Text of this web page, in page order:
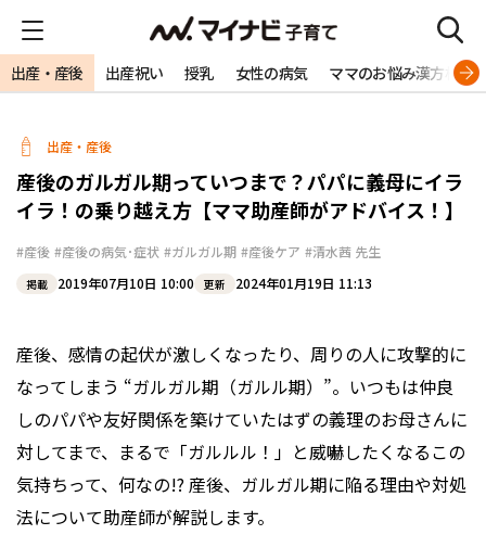
出産・産後 出産祝い 授乳 女性の病気 ママのお悩み漢方相談
出産・産後
産後のガルガル期っていつまで？パパに義母にイラ
イラ！の乗り越え方【ママ助産師がアドバイス！】
#産後 #産後の病気･症状 #ガルガル期 #産後ケア #清水茜 先生
掲載 2019年07月10日 10:00 更新 2024年01月19日 11:13
産後、感情の起伏が激しくなったり、周りの人に攻撃的に
なってしまう “ガルガル期（ガルル期）”。いつもは仲良
しのパパや友好関係を築けていたはずの義理のお母さんに
対してまで、まるで「ガルルル！」と威嚇したくなるこの
気持ちって、何なの!? 産後、ガルガル期に陥る理由や対処
法について助産師が解説します。